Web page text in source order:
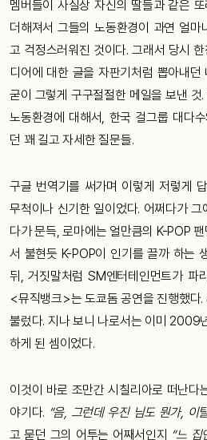
멤버들이 사실상 자신의 딸들과 같은
더해져서 그들의 노동환경이 과연 얼
고 걱정스러워진 것이다. 그래서 당시
디어에 대한 글을 자판기처럼 뽑아내
굳이 그렇게 구구절절한 메일을 보낸 것
노동환경에 대해서, 한국 걸그룹 대다
던 꽤 길고 자세한 질문들.
구글 번역기를 써가며 이렇게 저렇게
무척이나 신기한 일이었다. 어쩌다가
다가 문득, 로마에는 얼만큼의 K-POP
서 불현듯 K-POP이 인기를 끌까 하는
뒤, 거짓말처럼 SM엔터테인먼트가 파
<뮤직뱅크>는 도쿄돔 공연을 진행했다.
불렀다. 지나 보니 나로서는 이미 2009
하게 된 셈이었다.
이것이 바로 조만간 시칠리아로 떠난다
야기다. “음, 그런데 우진 님도 뭔가, 이
고 묻던 그의 어투는 어째서인지 “느 집